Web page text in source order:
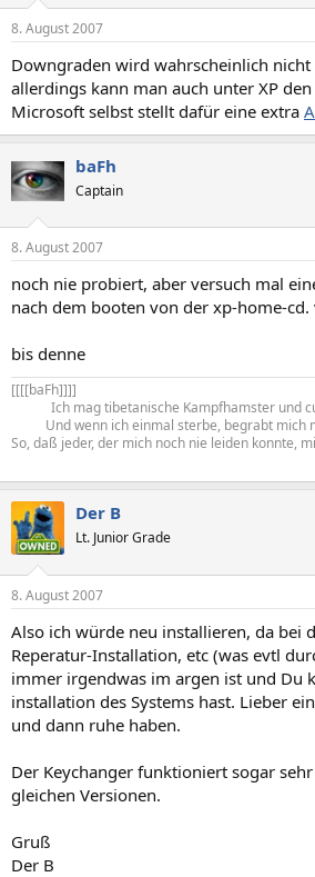
8. August 2007
Downgraden wird wahrscheinlich
allerdings kann man auch unter XP
Microsoft selbst stellt dafür eine extra
baFh
Captain
8. August 2007
noch nie probiert, aber versuch mal
nach dem booten von der xp-home-
bis denne
[[[[baFh]]]]​
Ich mag tibetanische Kampfhamster und
Und wenn ich einmal sterbe, begrabt mich
So, daß jeder, der mich noch nie leiden konnte,
Der B
Lt. Junior Grade
8. August 2007
Also ich würde neu installieren, da bei
Reperatur-Installation, etc (was evtl
immer irgendwas im argen ist und Du
installation des Systems hast. Lieber
und dann ruhe haben.
Der Keychanger funktioniert sogar
gleichen Versionen.
Gruß
Der B